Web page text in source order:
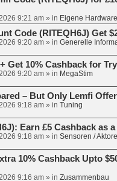
9:21 am» in Eigene Hardware
Code (RITEQH6J) Get
9:20 am» in Generelle
Get 10% Cashback for
9:20 am» in MegaStim
– But Only Lemfi
9:18 am» in Tuning
Earn £5 Cashback as
9:18 am» in Sensoren /
10% Cashback Upto
9:16 am» in Zusammenbau